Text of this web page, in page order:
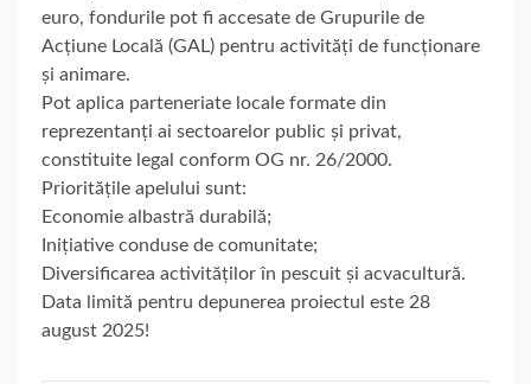
euro, fondurile pot fi accesate de Grupurile de
Acțiune Locală (GAL) pentru activități de funcționare
și animare.
Pot aplica parteneriate locale formate din
reprezentanți ai sectoarelor public și privat,
constituite legal conform OG nr. 26/2000.
Prioritățile apelului sunt:
Economie albastră durabilă;
Inițiative conduse de comunitate;
Diversificarea activităților în pescuit și acvacultură.
Data limită pentru depunerea proiectul este 28
august 2025!